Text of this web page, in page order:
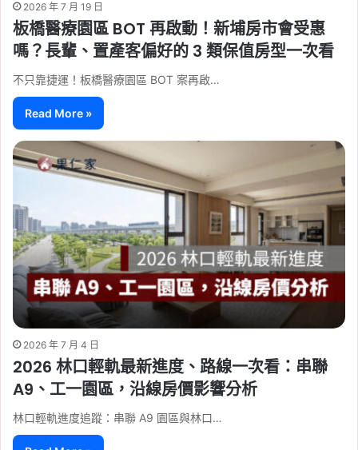
2026 年 7 月 19 日
板橋醫療園區 BOT 再啟動！新埔房市會受惠
嗎？長輩、置產客偏好的 3 類保值房型一次看
不只靠捷運！板橋醫療園區 BOT 案再啟…
Read More »
2026 年 7 月 4 日
2026 林口輕軌最新進度、路線一次看：串聯
A9、工一園區，沿線房價影響分析
林口輕軌進度追蹤：串聯 A9 園區與林口…